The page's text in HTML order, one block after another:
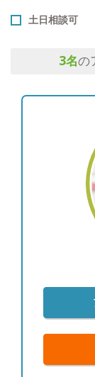
土日相談可
3名の